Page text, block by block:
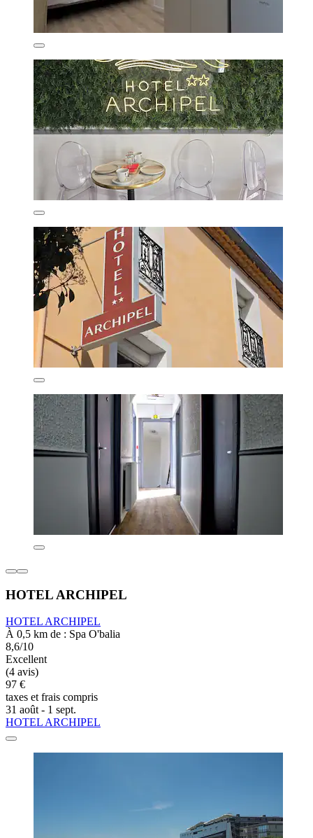
HOTEL ARCHIPEL
HOTEL ARCHIPEL
À 0,5 km de : Spa O'balia
8,6/10
Excellent
(4 avis)
97 €
taxes et frais compris
31 août - 1 sept.
HOTEL ARCHIPEL